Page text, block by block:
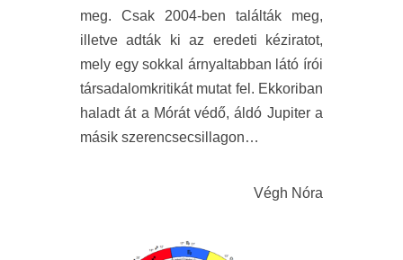
meg. Csak 2004-ben találták meg,
illetve adták ki az eredeti kéziratot,
mely egy sokkal árnyaltabban látó írói
társadalomkritikát mutat fel. Ekkoriban
haladt át a Mórát védő, áldó Jupiter a
másik szerencsecsillagon…
Végh Nóra